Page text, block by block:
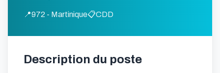
📍972 - Martinique📋CDD
Description du poste